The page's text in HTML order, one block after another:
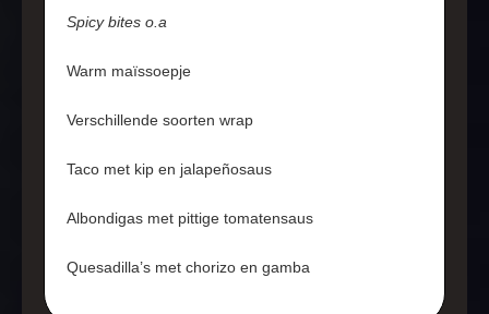
Spicy bites o.a
Warm maïssoepje
Verschillende soorten wrap
Taco met kip en jalapeñosaus
Albondigas met pittige tomatensaus
Quesadilla’s met chorizo en gamba